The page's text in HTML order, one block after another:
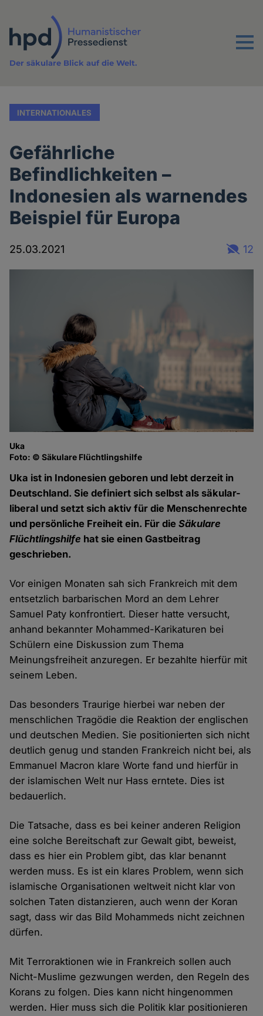
Inhalt
Menu
Der säkulare Blick auf die Welt.
INTERNATIONALES
Gefährliche
Befindlichkeiten –
Indonesien als warnendes
Beispiel für Europa
25.03.2021 12
Uka
Foto: © Säkulare Flüchtlingshilfe
Uka ist in Indonesien geboren und lebt derzeit in
Deutschland. Sie definiert sich selbst als säkular-
liberal und setzt sich aktiv für die Menschenrechte
und persönliche Freiheit ein. Für dieSäkulare
Flüchtlingshilfe hat sie einen Gastbeitrag
geschrieben.
Vor einigen Monaten sah sich Frankreich mit dem
entsetzlich barbarischen Mord an dem Lehrer
Samuel Paty konfrontiert. Dieser hatte versucht,
anhand bekannter Mohammed-Karikaturen bei
Schülern eine Diskussion zum Thema
Meinungsfreiheit anzuregen. Er bezahlte hierfür mit
seinem Leben.
Das besonders Traurige hierbei war neben der
menschlichen Tragödie die Reaktion der englischen
und deutschen Medien. Sie positionierten sich nicht
deutlich genug und standen Frankreich nicht bei, als
Emmanuel Macron klare Worte fand und hierfür in
der islamischen Welt nur Hass erntete. Dies ist
bedauerlich.
Die Tatsache, dass es bei keiner anderen Religion
eine solche Bereitschaft zur Gewalt gibt, beweist,
dass es hier ein Problem gibt, das klar benannt
werden muss. Es ist ein klares Problem, wenn sich
islamische Organisationen weltweit nicht klar von
solchen Taten distanzieren, auch wenn der Koran
sagt, dass wir das Bild Mohammeds nicht zeichnen
dürfen.
Mit Terroraktionen wie in Frankreich sollen auch
Nicht-Muslime gezwungen werden, den Regeln des
Korans zu folgen. Dies kann nicht hingenommen
werden. Hier muss sich die Politik klar positionieren